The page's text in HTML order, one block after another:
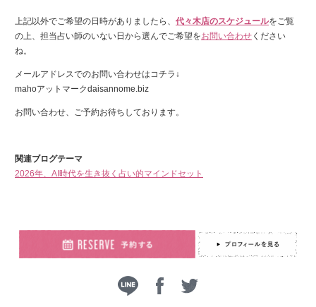
上記以外でご希望の日時がありましたら、 代々木店のスケジュールをご覧
の上、担当占い師のいない日から選んでご希望をお問い合わせ ください
ね。
メールアドレスでのお問い合わせはコチラ↓
mahoアットマークdaisannome.biz
お問い合わせ、ご予約お待ちしております。
関連ブログテーマ
2026年、AI時代を生き抜く占い的マインドセット